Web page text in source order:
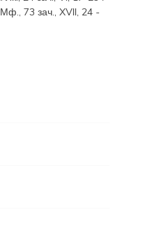
Мф., 73 зач., XVII, 24 -